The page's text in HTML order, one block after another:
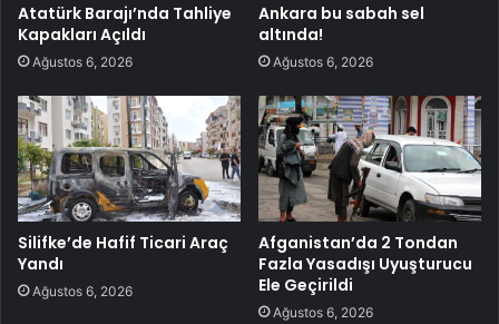
Atatürk Barajı’nda Tahliye
Kapakları Açıldı
Ağustos 6, 2026
Ankara bu sabah sel
altında!
Ağustos 6, 2026
Silifke’de Hafif Ticari Araç
Yandı
Ağustos 6, 2026
Afganistan’da 2 Tondan
Fazla Yasadışı Uyuşturucu
Ele Geçirildi
Ağustos 6, 2026